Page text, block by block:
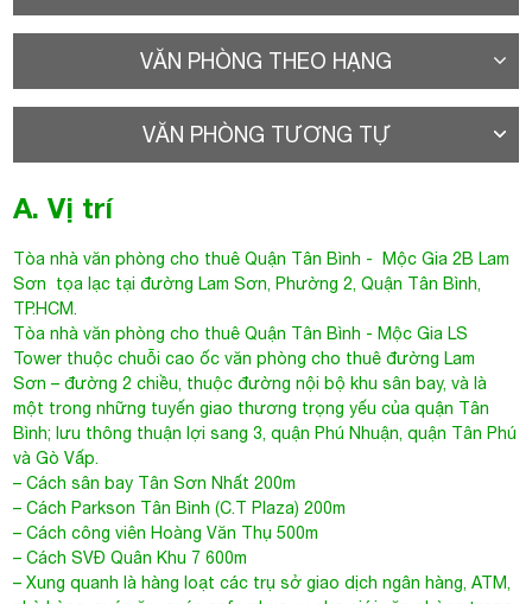
VĂN PHÒNG THEO HẠNG
VĂN PHÒNG TƯƠNG TỰ
A. Vị trí
Tòa nhà văn phòng cho thuê Quận Tân Bình - Mộc Gia 2B Lam
Sơn tọa lạc tại đườngLam Sơn, Phường 2, Quận Tân Bình,
TP.HCM.
Tòa nhà văn phòng cho thuê Quận Tân Bình -Mộc Gia LS
Tower thuộc chuỗi cao ốc văn phòng cho thuê đường Lam
Sơn – đường 2 chiều, thuộc đường nội bộ khu sân bay, và là
một trong những tuyến giao thương trọng yếu của quận Tân
Bình; lưu thông thuận lợi sang 3, quận Phú Nhuận, quận Tân Phú
và Gò Vấp.
– Cách sân bay Tân Sơn Nhất 200m
– Cách Parkson Tân Bình (C.T Plaza) 200m
– Cách công viên Hoàng Văn Thụ 500m
– Cách SVĐ Quân Khu 7 600m
– Xung quanh là hàng loạt các trụ sở giao dịch ngân hàng, ATM,